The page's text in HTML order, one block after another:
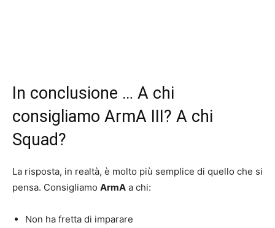
In conclusione … A chi
consigliamo ArmA III? A chi
Squad?
La risposta, in realtà, è molto più semplice di quello che si
pensa. Consigliamo ArmA a chi:
Non ha fretta di imparare